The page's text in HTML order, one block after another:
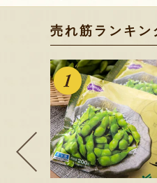
売れ筋ランキン